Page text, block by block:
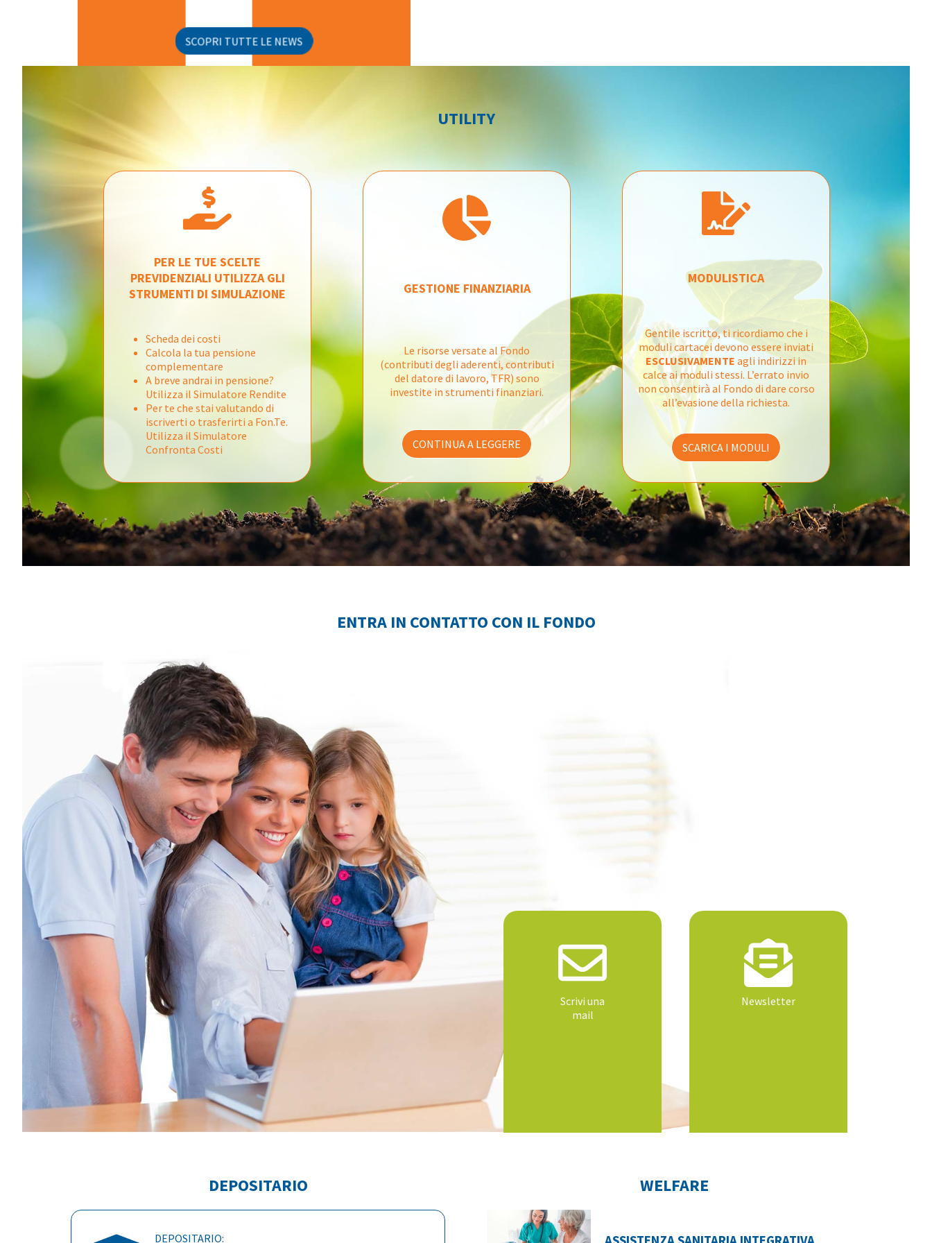
SCOPRI TUTTE LE NEWS
UTILITY
PER LE TUE SCELTE
PREVIDENZIALI UTILIZZA GLI
STRUMENTI DI SIMULAZIONE
Scheda dei costi
Calcola la tua pensione
complementare
A breve andrai in pensione?
Utilizza il Simulatore Rendite
Per te che stai valutando di
iscriverti o trasferirti a Fon.Te.
Utilizza il Simulatore
Confronta Costi
GESTIONE FINANZIARIA
Le risorse versate al Fondo
(contributi degli aderenti, contributi
del datore di lavoro, TFR) sono
investite in strumenti finanziari.
CONTINUA A LEGGERE
MODULISTICA
Gentile iscritto, ti ricordiamo che i
moduli cartacei devono essere inviati
ESCLUSIVAMENTE agli indirizzi in
calce ai moduli stessi. L’errato invio
non consentirà al Fondo di dare corso
all’evasione della richiesta.
SCARICA I MODULI
ENTRA IN CONTATTO CON IL FONDO
Scrivi una
mail
Newsletter
DEPOSITARIO
DEPOSITARIO:
WELFARE